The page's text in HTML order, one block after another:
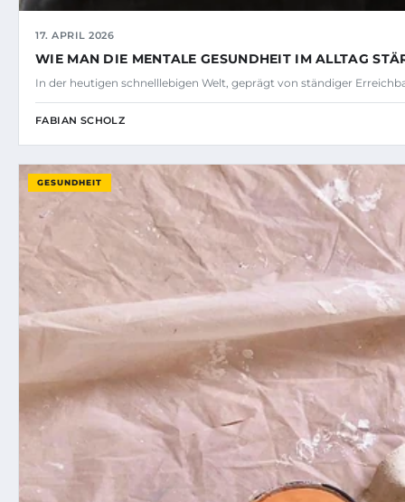
17. APRIL 2026
WIE MAN DIE MENTALE GESUNDHEIT IM ALLTAG
In der heutigen schnelllebigen Welt, geprägt von ständiger
FABIAN SCHOLZ
GESUNDHEIT